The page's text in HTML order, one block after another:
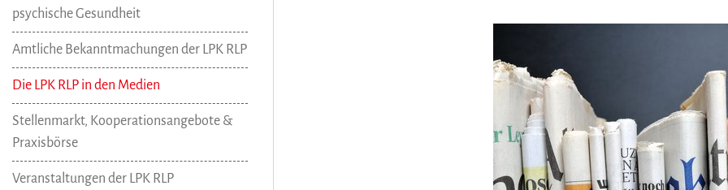
psychische Gesundheit
Amtliche Bekanntmachungen der LPK RLP
Die LPK RLP in den Medien
Stellenmarkt, Kooperationsangebote &
Praxisbörse
Veranstaltungen der LPK RLP